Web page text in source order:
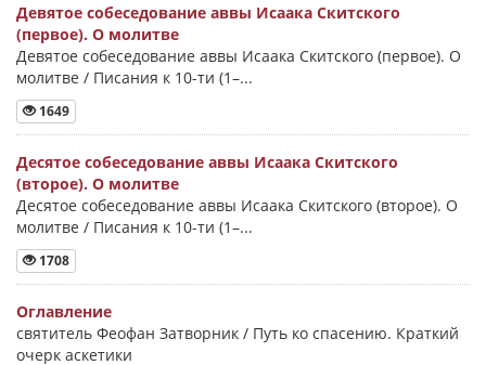
Девятое собеседование аввы Исаака Скитского
(первое). О молитве
Девятое собеседование аввы Исаака Скитского (первое). О
молитве / Писания к 10-ти (1–...
1649
Десятое собеседование аввы Исаака Скитского
(второе). О молитве
Десятое собеседование аввы Исаака Скитского (второе). О
молитве / Писания к 10-ти (1–...
1708
Оглавление
святитель Феофан Затворник / Путь ко спасению. Краткий
очерк аскетики